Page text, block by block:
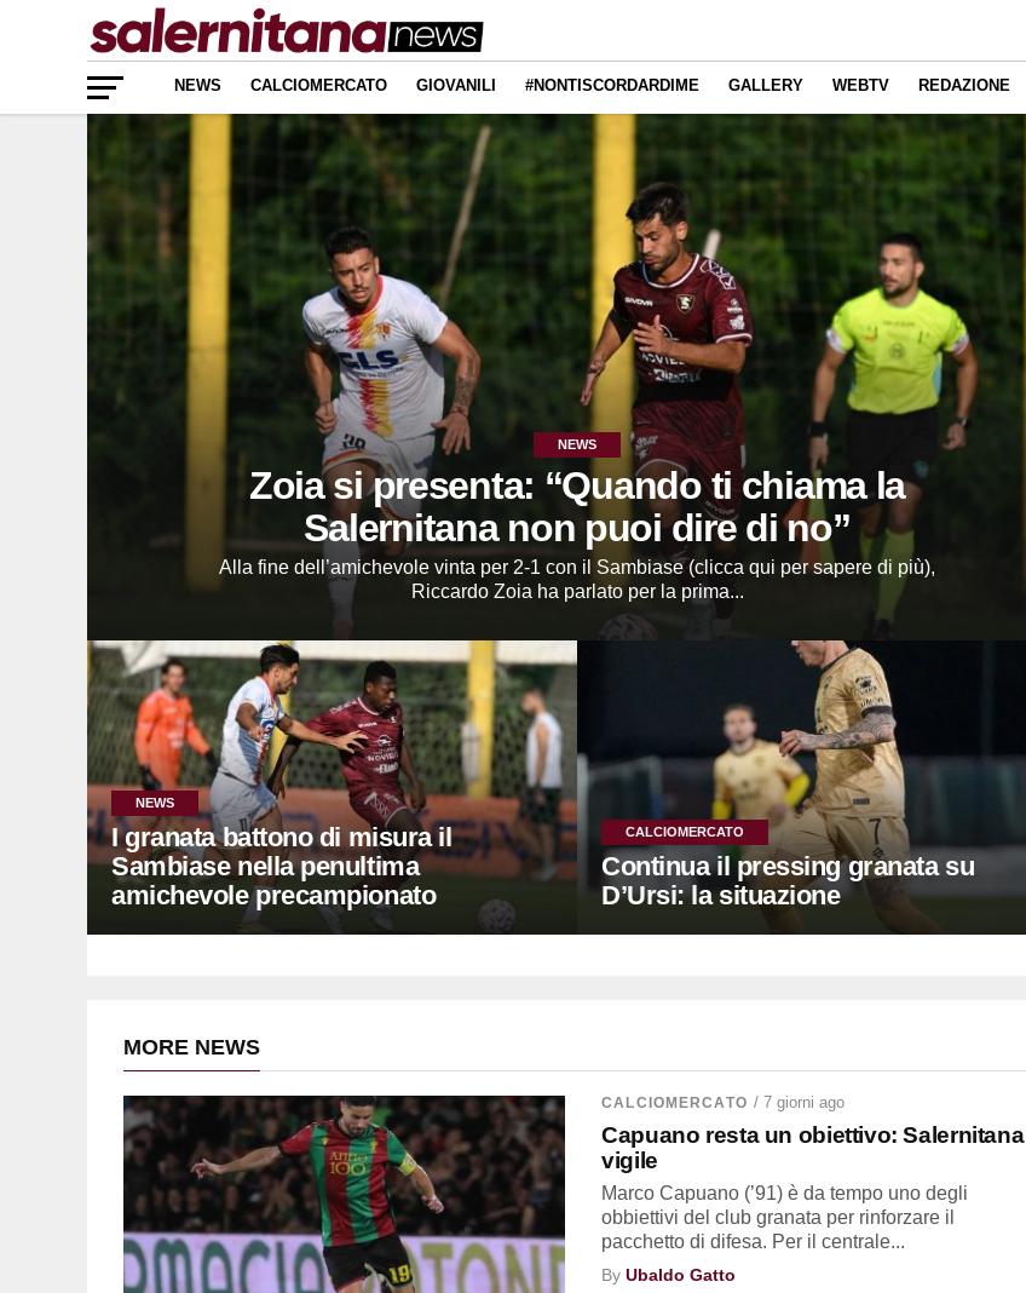
NEWS CALCIOMERCATO GIOVANILI #NONTISCORDARDIME GALLERY WEBTV REDAZIONE
NEWS
Zoia si presenta: “Quando ti chiama la
Salernitana non puoi dire di no”
Alla fine dell’amichevole vinta per 2-1 con il Sambiase (clicca qui per sapere di più),
Riccardo Zoia ha parlato per la prima...
NEWS
I granata battono di misura il
Sambiase nella penultima
amichevole precampionato
CALCIOMERCATO
Continua il pressing granata su
D’Ursi: la situazione
MORE NEWS
CALCIOMERCATO / 7 giorni ago
Capuano resta un obiettivo: Salernitana
vigile
Marco Capuano (’91) è da tempo uno degli
obbiettivi del club granata per rinforzare il
pacchetto di difesa. Per il centrale...
ByUbaldo Gatto